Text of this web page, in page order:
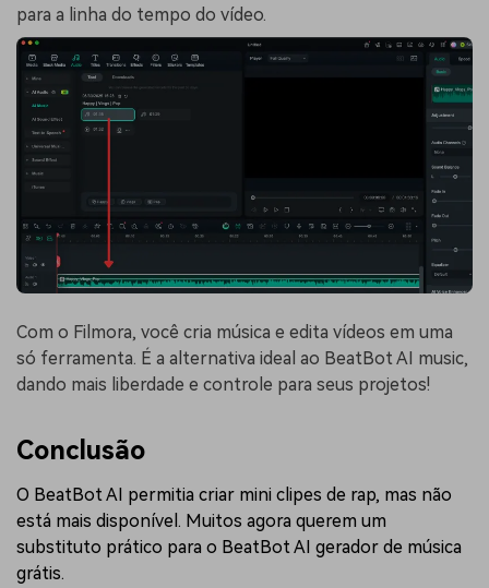
para a linha do tempo do vídeo.
Com o Filmora, você cria música e edita vídeos em uma
só ferramenta. É a alternativa ideal ao BeatBot AI music,
dando mais liberdade e controle para seus projetos!
Conclusão
O BeatBot AI permitia criar mini clipes de rap, mas não
está mais disponível. Muitos agora querem um
substituto prático para o BeatBot AI gerador de música
grátis.